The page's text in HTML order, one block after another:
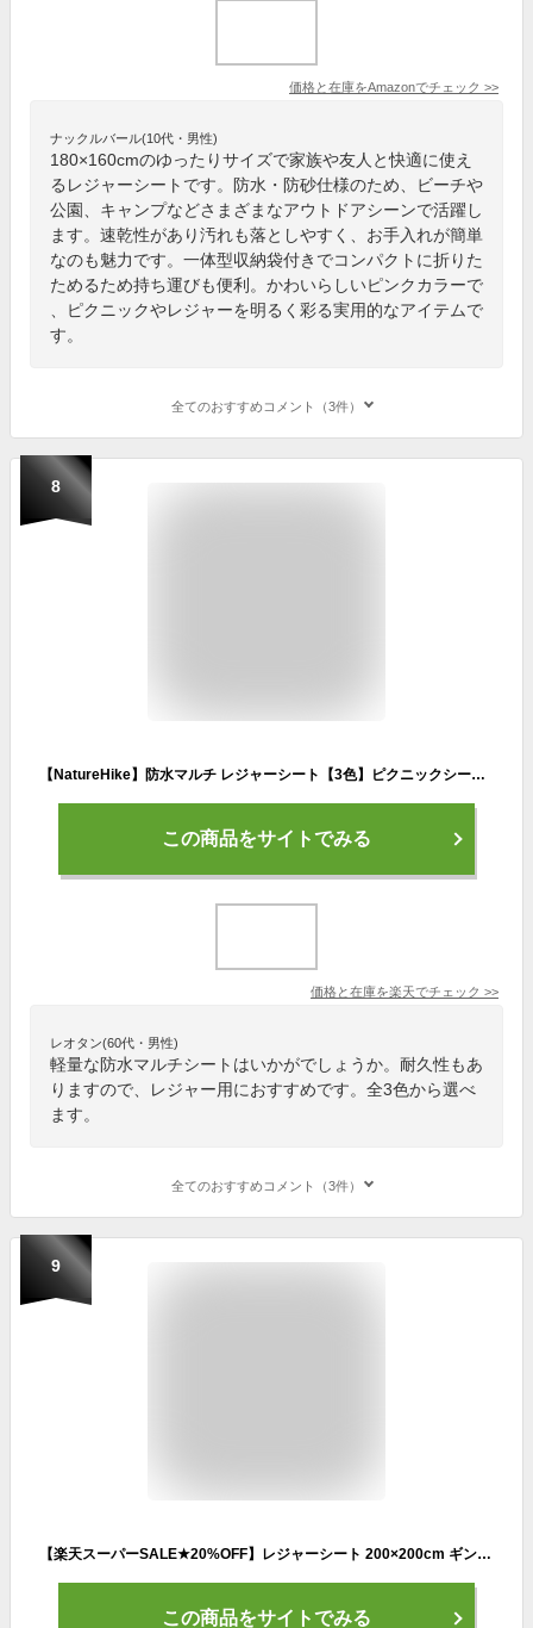
価格と在庫をAmazonでチェック >>
ナックルバール(10代・男性)
180×160cmのゆったりサイズで家族や友人と快適に使え
るレジャーシートです。防水・防砂仕様のため、ビーチや
公園、キャンプなどさまざまなアウトドアシーンで活躍し
ます。速乾性があり汚れも落としやすく、お手入れが簡単
なのも魅力です。一体型収納袋付きでコンパクトに折りた
ためるため持ち運びも便利。かわいらしいピンクカラーで
、ピクニックやレジャーを明るく彩る実用的なアイテムで
す。
全てのおすすめコメント（3件）
8
【NatureHike】防水マルチ レジャーシート【3色】ピクニックシート アウトドア 215×150cmグランドシート 雨具 ハイキング ピクニックマット タープ クッション レジャーマット 運動会 ファミリー 花火 海 プール バーベキュー 釣り 登山 遠足
この商品をサイトでみる
価格と在庫を楽天でチェック >>
レオタン(60代・男性)
軽量な防水マルチシートはいかがでしょうか。耐久性もあ
りますので、レジャー用におすすめです。全3色から選べ
ます。
全てのおすすめコメント（3件）
9
【楽天スーパーSALE★20%OFF】レジャーシート 200×200cm ギンガムチェック 折りたたみ コンパクト キャンプ アウトドア ピクニック プール 非常用 災害 被災 地震 防災 緊急 時
この商品をサイトでみる